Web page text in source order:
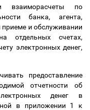
по
банка, агента,
и обслуживании
отдельных счетах,
электронных денег,
предоставление
отчетности об
денег в
в приложении 1 к